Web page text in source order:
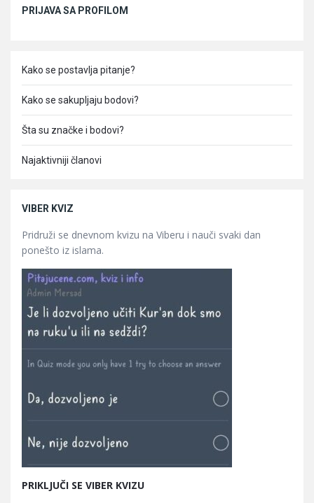
PRIJAVA SA PROFILOM
Kako se postavlja pitanje?
Kako se sakupljaju bodovi?
Šta su značke i bodovi?
Najaktivniji članovi
VIBER KVIZ
Pridruži se dnevnom kvizu na Viberu i nauči svaki dan
ponešto iz islama.
PRIKLJUČI SE VIBER KVIZU